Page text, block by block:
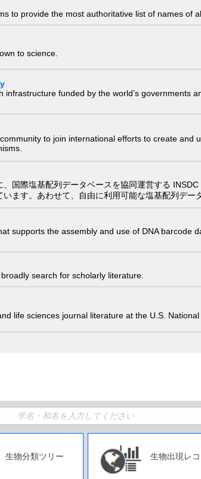
to provide the most authoritative list of names of
to science.
infrastructure funded by the world’s governments
to join international efforts to create and
国際塩基配列データベースを協同運営する
ます。あわせて、自由に利用可能な塩基配列デー
supports the assembly and use of DNA barcode
search for scholarly literature.
life sciences journal literature at the U.S.
生物分類ツリー 生物出現レ